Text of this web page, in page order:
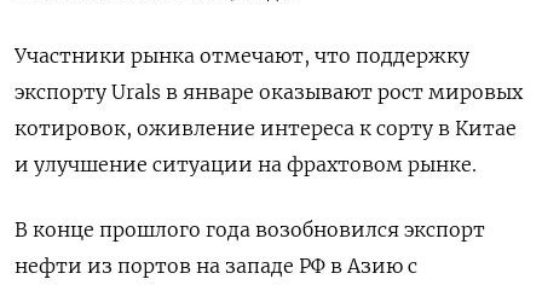
Участники рынка отмечают, что поддержку
экспорту Urals в январе оказывают рост мировых
котировок, оживление интереса к сорту в Китае
и улучшение ситуации на фрахтовом рынке.
В конце прошлого года возобновился экспорт
нефти из портов на западе РФ в Азию с